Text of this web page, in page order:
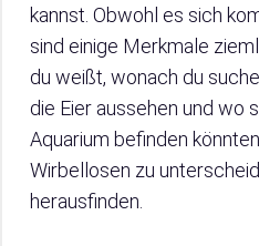
kannst. Obwohl es sich
sind einige Merkmale
du weißt, wonach du
die Eier aussehen und wo
Aquarium befinden
Wirbellosen zu
herausfinden.